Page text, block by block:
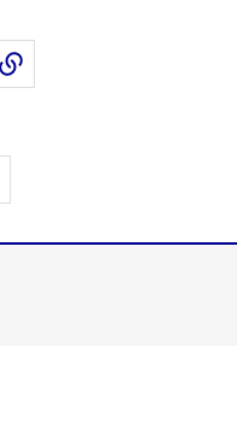
Twitter)
LinkedInpar email